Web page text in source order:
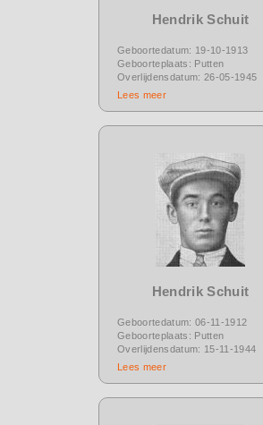
Hendrik Schuit
Geboortedatum: 19-10-1913
Geboorteplaats: Putten
Overlijdensdatum: 26-05-1945
Lees meer
Hendrik Schuit
Geboortedatum: 06-11-1912
Geboorteplaats: Putten
Overlijdensdatum: 15-11-1944
Lees meer